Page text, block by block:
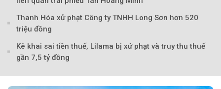
Theo Sở hữu trí
Thanh Hóa xử phạt Công ty TNHH Long Sơn hơn 520
triệu đồng
Kê khai sai tiền thuế, Lilama bị xử phạt và truy thu thuế
gần 7,5 tỷ đồng